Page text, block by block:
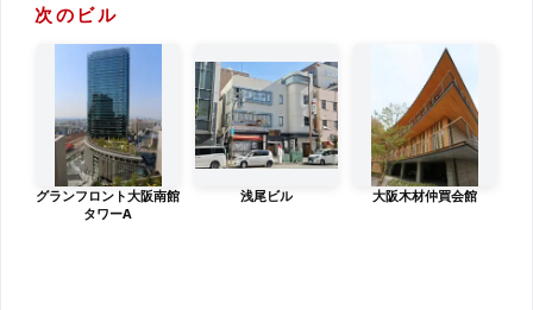
次のビル
グランフロント大阪南館
タワーA
浅尾ビル 大阪木材仲買会館